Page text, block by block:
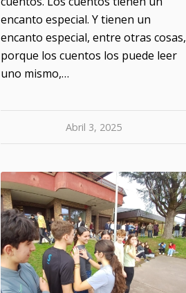
encanto especial. Y tienen un
encanto especial, entre otras cosas,
porque los cuentos los puede leer
uno mismo,…
Abril 3, 2025